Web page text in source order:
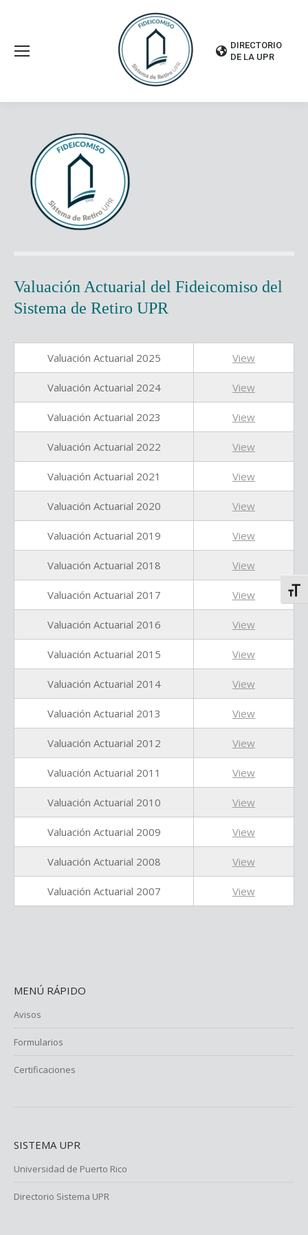
DIRECTORIO
DE LA UPR
Valuación Actuarial del Fideicomiso del
Sistema de Retiro UPR
Valuación Actuarial 2025 View
Valuación Actuarial 2024 View
Valuación Actuarial 2023 View
Valuación Actuarial 2022 View
Valuación Actuarial 2021 View
Valuación Actuarial 2020 View
Valuación Actuarial 2019 View
Valuación Actuarial 2018 View
Valuación Actuarial 2017 View
Valuación Actuarial 2016 View
Valuación Actuarial 2015 View
Valuación Actuarial 2014 View
Valuación Actuarial 2013 View
Valuación Actuarial 2012 View
Valuación Actuarial 2011 View
Valuación Actuarial 2010 View
Valuación Actuarial 2009 View
Valuación Actuarial 2008 View
Valuación Actuarial 2007 View
MENÚ RÁPIDO
Avisos
Formularios
Certificaciones
SISTEMA UPR
Universidad de Puerto Rico
Directorio Sistema UPR